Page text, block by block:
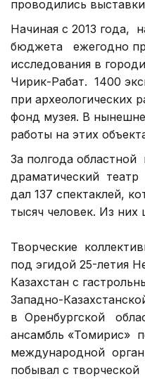
проводились выставки
Начиная с 2013 года,
бюджета
ежегодно
исследования в
Чирик-Рабат. 1400
при археологических
фонд музея. В
работы на этих
За полгода областной
драматический театр
дал 137 спектаклей,
тысяч человек. Из
Творческие
под эгидой 25-летия
Казахстан с
Западно-
в Оренбургской
ансамбль «Томирис»
международной
побывал с творческой